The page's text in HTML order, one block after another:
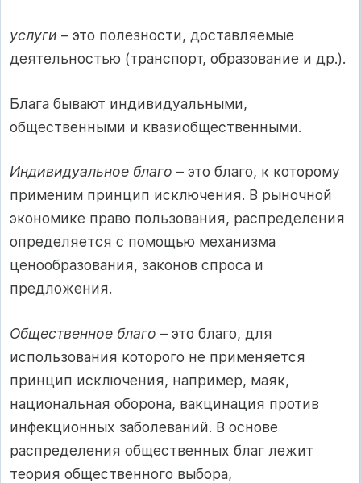
услуги – это полезности, доставляемые
деятельностью (транспорт, образование и др.).
Блага бывают индивидуальными,
общественными и квазиобщественными.
Индивидуальное благо – это благо, к которому
применим принцип исключения. В рыночной
экономике право пользования, распределения
определяется с помощью механизма
ценообразования, законов спроса и
предложения.
Общественное благо – это благо, для
использования которого не применяется
принцип исключения, например, маяк,
национальная оборона, вакцинация против
инфекционных заболеваний. В основе
распределения общественных благ лежит
теория общественного выбора,